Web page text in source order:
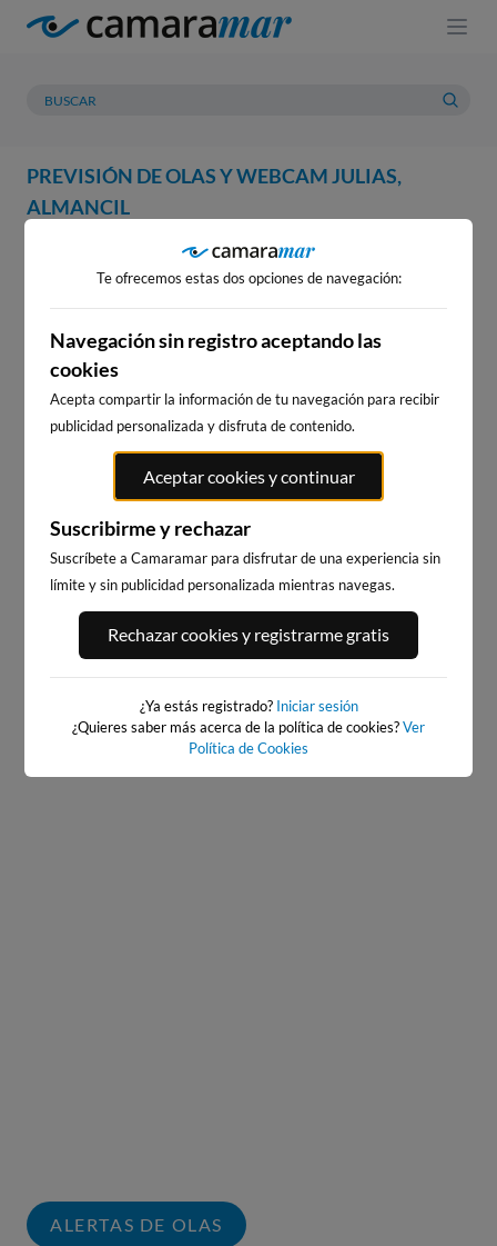
PREVISIÓN DE OLAS Y WEBCAM JULIAS,
ALMANCIL
PREVISIÓN METEOROLOGÍA
WEBCAM JULIAS, ALMANCIL
WEBCAMS CERCANAS
PLAYA DEL PALMAR, VEJER
DE LA FRONTERA
198km · Vejer de la Frontera
CHOPI
0.3 m CHOPI
ALERTAS DE OLAS
Te ofrecemos estas dos opciones de navegación:
Navegación sin registro aceptando las
cookies
Acepta compartir la información de tu navegación para recibir
publicidad personalizada y disfruta de contenido.
Aceptar cookies y continuar
Suscribirme y rechazar
Suscríbete a Camaramar para disfrutar de una experiencia sin
límite y sin publicidad personalizada mientras navegas.
Rechazar cookies y registrarme gratis
¿Ya estás registrado? Iniciar sesión
¿Quieres saber más acerca de la política de cookies?Ver
Política de Cookies